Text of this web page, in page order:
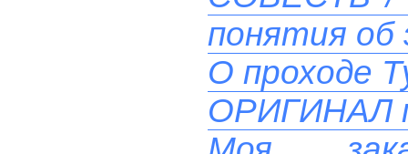
понятия об
О проходе
ОРИГИНАЛ